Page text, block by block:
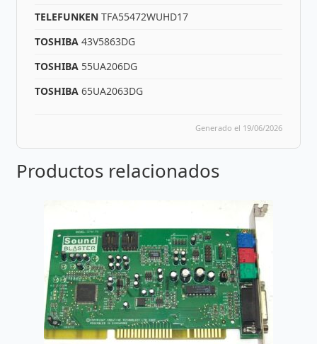
TELEFUNKEN TFA55472WUHD17
TOSHIBA 43V5863DG
TOSHIBA 55UA206DG
TOSHIBA 65UA2063DG
Generado el 19/06/2026
Productos relacionados